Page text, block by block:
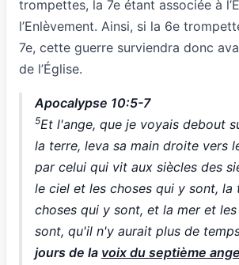
trompettes, la 7e étant associée à
l’Enlèvement. Ainsi, si la 6e
7e, cette guerre surviendra donc
de l’Église.
Apocalypse 10:5-7
5Et l'ange, que je voyais debout
la terre, leva sa main droite vers
par celui qui vit aux siècles des
le ciel et les choses qui y sont, la
choses qui y sont, et la mer et
sont, qu'il n'y aurait plus de
jours de la voix du septième